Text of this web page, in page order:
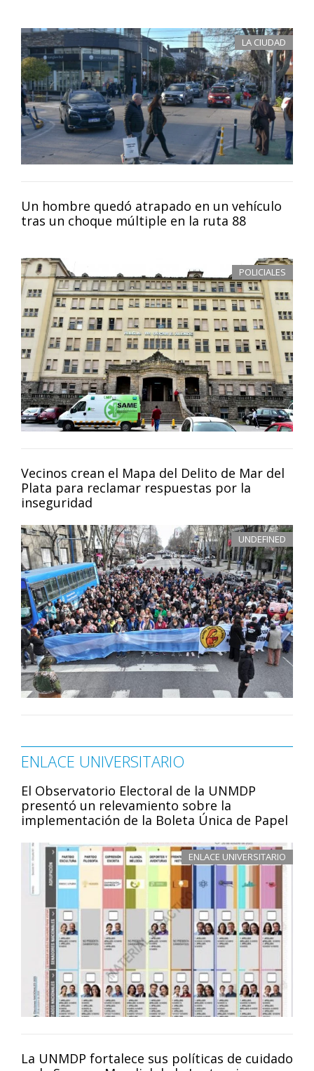
LA CIUDAD
Un hombre quedó atrapado en un vehículo
tras un choque múltiple en la ruta 88
POLICIALES
Vecinos crean el Mapa del Delito de Mar del
Plata para reclamar respuestas por la
inseguridad
UNDEFINED
ENLACE UNIVERSITARIO
El Observatorio Electoral de la UNMDP
presentó un relevamiento sobre la
implementación de la Boleta Única de Papel
ENLACE UNIVERSITARIO
La UNMDP fortalece sus políticas de cuidado